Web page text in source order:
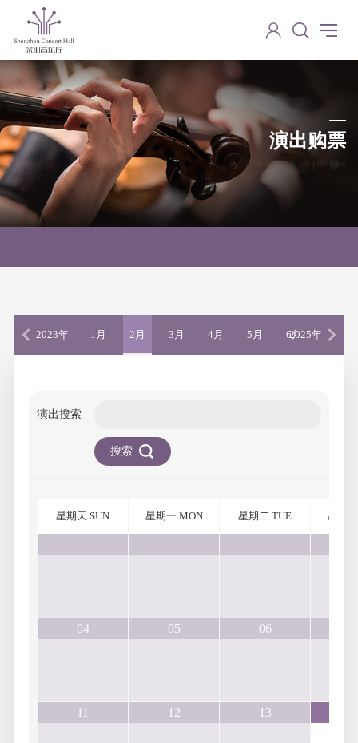
演出购票
Performance ticket purchase
2023年 1月 2月 3月 4月 5月 6月 7月
2025年
演出搜索
搜索
星期天 SUN 星期一 MON 星期二 TUE 星期
04 05 06
11 12 13